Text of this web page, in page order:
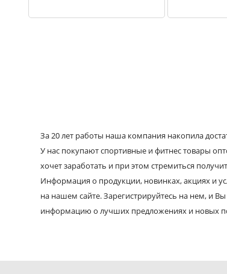
За 20 лет работы наша компания накопила
У нас покупают спортивные и фитнес товары
хочет заработать и при этом стремиться
Информация о продукции, новинках, акциях и
на нашем сайте. Зарегистрируйтесь на нем, и
информацию о лучших предложениях и новых